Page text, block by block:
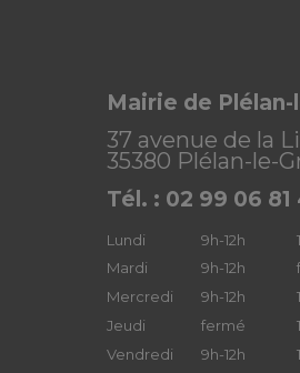
Mairie de Plélan-
37 avenue de la
35380 Plélan-le-
Tél. : 02 99 06 81
Lundi 9h-12h
Mardi
9h-12h
Mercredi
9h-12h
Jeudi
fermé
Vendredi
9h-12h